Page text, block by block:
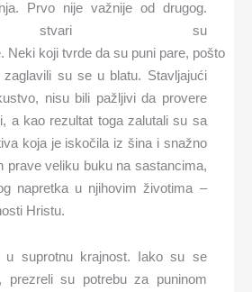
Prvo nije važnije od drugog.
stvari su
Neki koji tvrde da su puni pare, pošto
su se u blatu. Stavljajući
nisu bili pažljivi da provere
a kao rezultat toga zalutali su sa
koja je iskočila iz šina i snažno
prave veliku buku na sastancima,
napretka u njihovim životima –
Hristu.
u suprotnu krajnost. Iako su se
prezreli su potrebu za puninom